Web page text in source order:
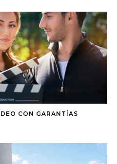
CON GARANTÍAS